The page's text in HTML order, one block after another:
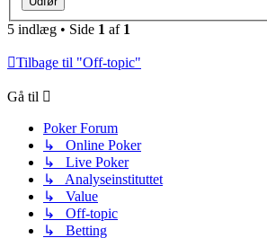
5 indlæg • Side 1 af 1
Tilbage til "Off-topic"
Gå til
Poker Forum
↳ Online Poker
↳ Live Poker
↳ Analyseinstituttet
↳ Value
↳ Off-topic
↳ Betting